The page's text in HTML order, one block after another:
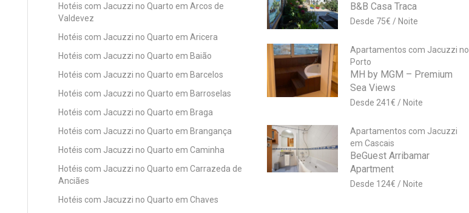
Hotéis com Jacuzzi no Quarto em Arcos de
Valdevez
Hotéis com Jacuzzi no Quarto em Aricera
Hotéis com Jacuzzi no Quarto em Baião
Hotéis com Jacuzzi no Quarto em Barcelos
Hotéis com Jacuzzi no Quarto em Barroselas
Hotéis com Jacuzzi no Quarto em Braga
Hotéis com Jacuzzi no Quarto em Brangança
Hotéis com Jacuzzi no Quarto em Caminha
Hotéis com Jacuzzi no Quarto em Carrazeda de
Anciães
Hotéis com Jacuzzi no Quarto em Chaves
B&B Casa Traca
75€
Apartamentos com Jacuzzi no
Porto
MH by MGM – Premium
Sea Views
241 €
Apartamentos com Jacuzzi
em Cascais
BeGuest Arribamar
Apartment
124€